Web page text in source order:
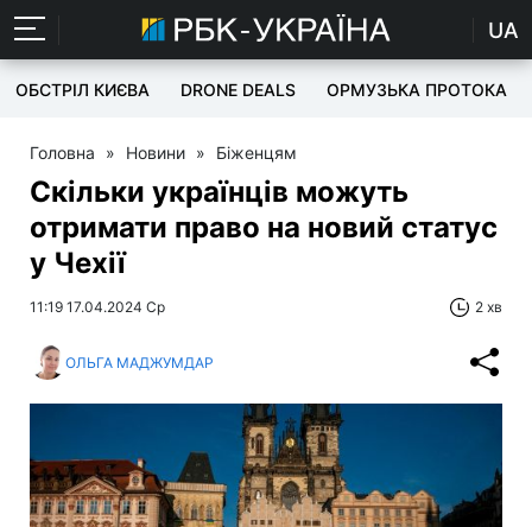
UA
ОБСТРІЛ КИЄВА DRONE DEALS ОРМУЗЬКА ПРОТОКА
Головна » Новини » Біженцям
Скільки українців можуть
отримати право на новий статус
у Чехії
11:19 17.04.2024 Ср 2 хв
ОЛЬГА МАДЖУМДАР